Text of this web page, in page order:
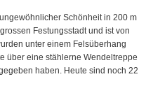
Schönheit in 200 m
Festungsstadt und ist von
unter einem Felsüberhang
über eine stählerne Wendeltreppe
haben. Heute sind noch 22